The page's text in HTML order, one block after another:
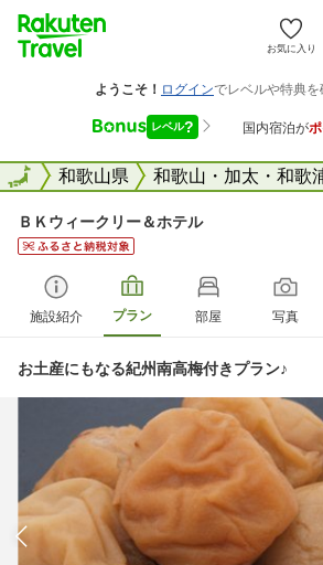
お気に入り
全国和歌山県 和歌山・加太・和歌
全国
ＢＫウィークリー＆ホテル
施設紹介 プラン 部屋 写真
お土産にもなる紀州南高梅付きプラン♪